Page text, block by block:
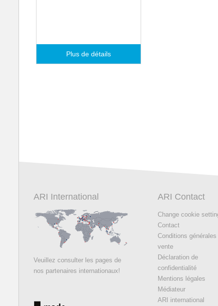
Plus de détails
ARI International
Veuillez consulter les pages de
nos partenaires internationaux!
ARI Contact
Change cookie
Contact
Conditions
vente
Déclaration de
confidentialité
Mentions légales
Médiateur
ARI international